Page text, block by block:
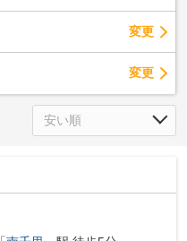
変更
変更